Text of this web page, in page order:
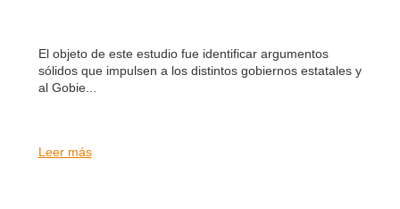
El objeto de este estudio fue identificar argumentos
sólidos que impulsen a los distintos gobiernos estatales y
al Gobie...
Leer más